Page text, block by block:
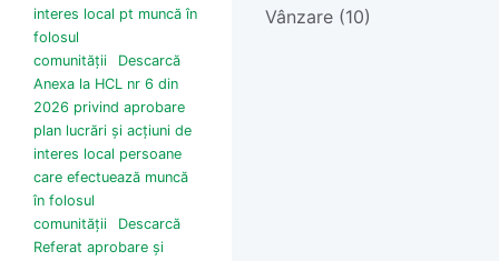
interes local pt muncă în
folosul
comunității
Descarcă
Anexa la HCL nr 6 din
2026 privind aprobare
plan lucrări și acțiuni de
interes local persoane
care efectuează muncă
în folosul
comunității
Descarcă
Referat aprobare și
Vânzare (10)